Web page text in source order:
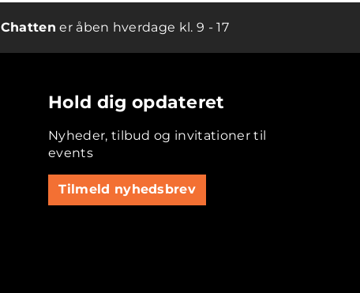
Chatten er åben hverdage kl. 9 - 17
Hold dig opdateret
Nyheder, tilbud og invitationer til
events
Tilmeld nyhedsbrev